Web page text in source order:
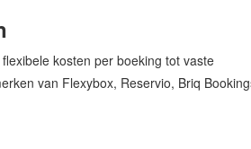
kosten per boeking tot vaste
van Flexybox, Reservio, Briq